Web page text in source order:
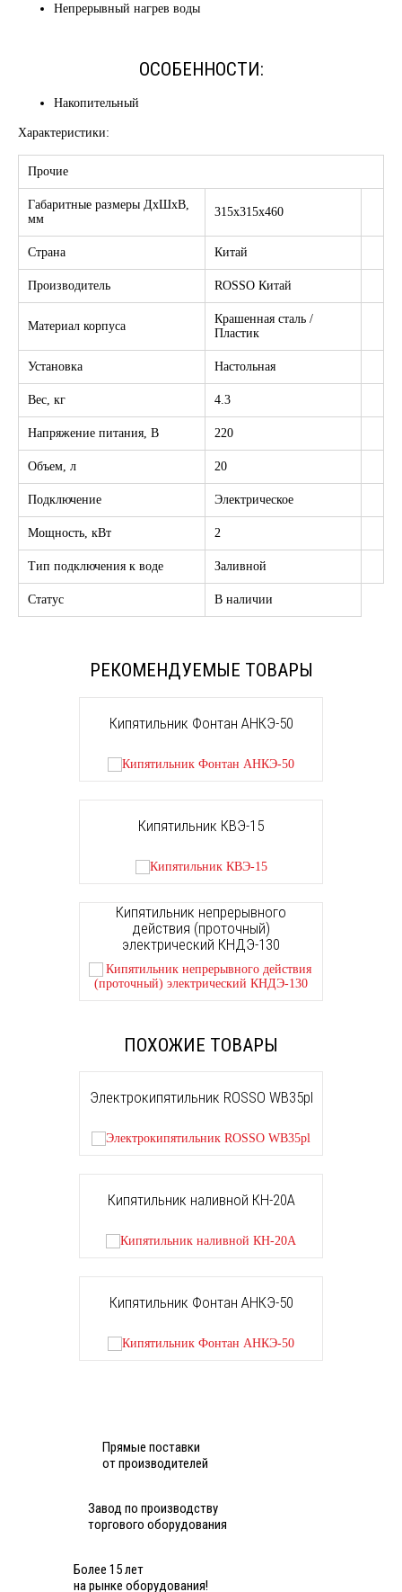
Непрерывный нагрев воды
ОСОБЕННОСТИ:
Накопительный
Характеристики:
Прочие
Габаритные размеры ДхШхВ,
мм
315х315х460
Страна Китай
Производитель ROSSO Китай
Материал корпуса
Крашенная сталь /
Пластик
Установка Настольная
Вес, кг 4.3
Напряжение питания, В 220
Объем, л 20
Подключение Электрическое
Мощность, кВт 2
Тип подключения к воде Заливной
Статус В наличии
РЕКОМЕНДУЕМЫЕ ТОВАРЫ
Кипятильник Фонтан АНКЭ-50
Кипятильник КВЭ-15
Кипятильник непрерывного
действия (проточный)
электрический КНДЭ-130
ПОХОЖИЕ ТОВАРЫ
Электрокипятильник ROSSO WB35pl
Кипятильник наливной КН-20А
Кипятильник Фонтан АНКЭ-50
Прямые поставки
от производителей
Завод по производству
торгового оборудования
Более 15 лет
на рынке оборудования!